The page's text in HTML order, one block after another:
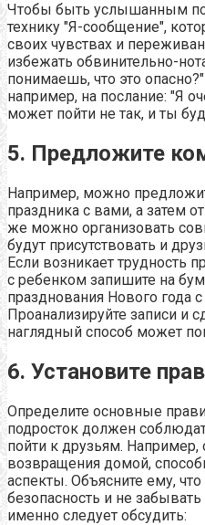
Чтобы быть услышанным
технику "Я-сообщение",
своих чувствах и
избежать обвинительно-
понимаешь, что это
например, на послание: "Я
может пойти не так, и ты
5. Предложите
Например, можно
праздника с вами, а затем
же можно организовать
будут присутствовать и
Если возникает трудность
с ребенком запишите на
празднования Нового года
Проанализируйте записи и
наглядный способ может
6. Установите
Определите основные
подросток должен
пойти к друзьям. Например,
возвращения домой,
аспекты. Объясните ему,
безопасность и не
именно следует обсудить: